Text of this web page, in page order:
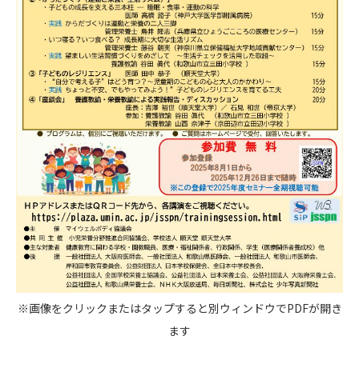
※画像をクリックまたはタップすると別ウィンドウでPDFが開き
ます